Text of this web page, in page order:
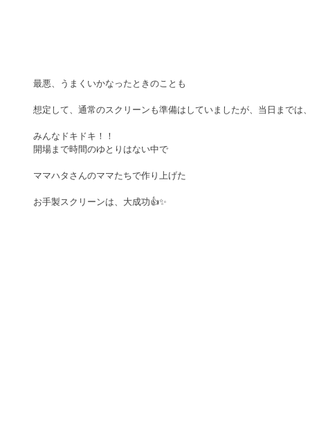
最悪、うまくいかなったときのことも
想定して、通常のスクリーンも準備はしていましたが、当日までは
みんなドキドキ！！
開場まで時間のゆとりはない中で
ママハタさんのママたちで作り上げた
お手製スクリーンは、大成功👍✨